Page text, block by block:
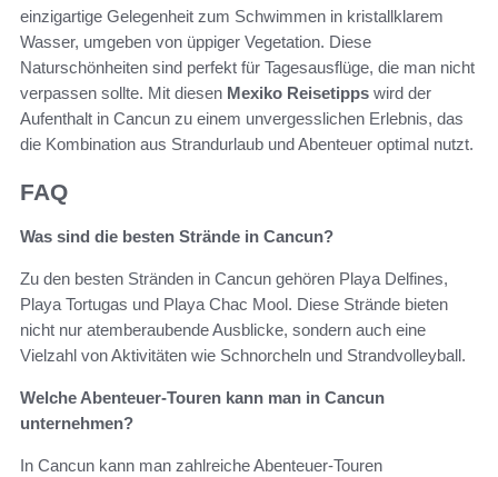
einzigartige Gelegenheit zum Schwimmen in kristallklarem
Wasser, umgeben von üppiger Vegetation. Diese
Naturschönheiten sind perfekt für Tagesausflüge, die man nicht
verpassen sollte. Mit diesen Mexiko Reisetipps wird der
Aufenthalt in Cancun zu einem unvergesslichen Erlebnis, das
die Kombination aus Strandurlaub und Abenteuer optimal nutzt.
FAQ
Was sind die besten Strände in Cancun?
Zu den besten Stränden in Cancun gehören Playa Delfines,
Playa Tortugas und Playa Chac Mool. Diese Strände bieten
nicht nur atemberaubende Ausblicke, sondern auch eine
Vielzahl von Aktivitäten wie Schnorcheln und Strandvolleyball.
Welche Abenteuer-Touren kann man in Cancun
unternehmen?
In Cancun kann man zahlreiche Abenteuer-Touren